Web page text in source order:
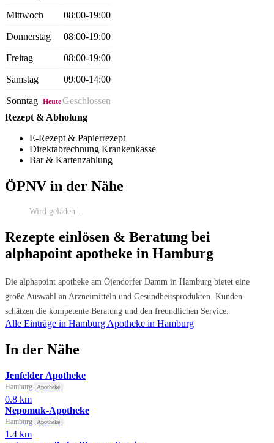
Mittwoch 08:00-19:00
Donnerstag 08:00-19:00
Freitag 08:00-19:00
Samstag 09:00-14:00
Sonntag HeuteGeschlossen
Rezept & Abholung
E-Rezept & Papierrezept
Direktabrechnung Krankenkasse
Bar & Kartenzahlung
ÖPNV in der Nähe
Wird geladen…
Rezepte einlösen & Beratung bei
alphapoint apotheke in Hamburg
Die alphapoint apotheke am Öjendorfer Damm in Hamburg bietet eine
große Auswahl an Arzneimitteln und Gesundheitsprodukten. Kunden
schätzen die kompetente Beratung und den freundlichen Service.
Alle Einträge in Hamburg Apotheke in Hamburg
In der Nähe
Jenfelder Apotheke
Hamburg Apotheke
0.8 km
Nepomuk-Apotheke
Hamburg Apotheke
1.4 km